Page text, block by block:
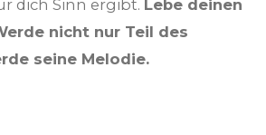
dich Sinn ergibt. Lebe deinen
nicht nur Teil des
seine Melodie.